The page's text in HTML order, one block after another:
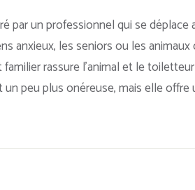
par un professionnel qui se
anxieux, les seniors ou les
rassure l’animal et le
peu plus onéreuse, mais elle